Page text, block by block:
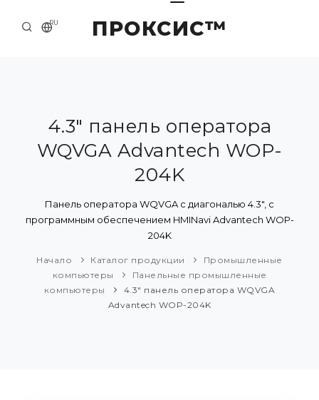
ПРОКСИС™
RU
О КОМПАНИИ
ПРИМЕРЫ И РЕШЕНИЯ
КАТАЛОГ ПРОДУКЦИИ
ПРЕСС-ЦЕНТР
4.3" панель оператора
WQVGA Advantech WOP-
204K
Панель оператора WQVGA с диагональю 4.3", с
программным обеспечением HMINavi Advantech WOP-
204K
Начало Каталог продукции
Промышленные
компьютеры
Панельные промышленные
компьютеры
4.3" панель оператора WQVGA
Advantech WOP-204K